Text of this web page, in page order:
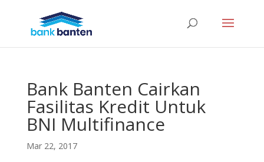
Bank Banten Cairkan
Fasilitas Kredit Untuk
BNI Multifinance
Mar 22, 2017